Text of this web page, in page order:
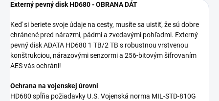
Externý pevný disk HD680 - OBRANA DÁT
Keď si beriete svoje údaje na cesty, musíte sa uistiť, že sú dobre
chránené pred nárazmi, pádmi a zvedavými pohľadmi. Externý
pevný disk ADATA HD680 1 TB/2 TB s robustnou vrstvenou
konštrukciou, nárazovými senzormi a 256-bitovým šifrovaním
AES vás ochráni!
Ochrana na vojenskej úrovni
HD680 spĺňa požiadavky U.S. Vojenská norma MIL-STD-810G